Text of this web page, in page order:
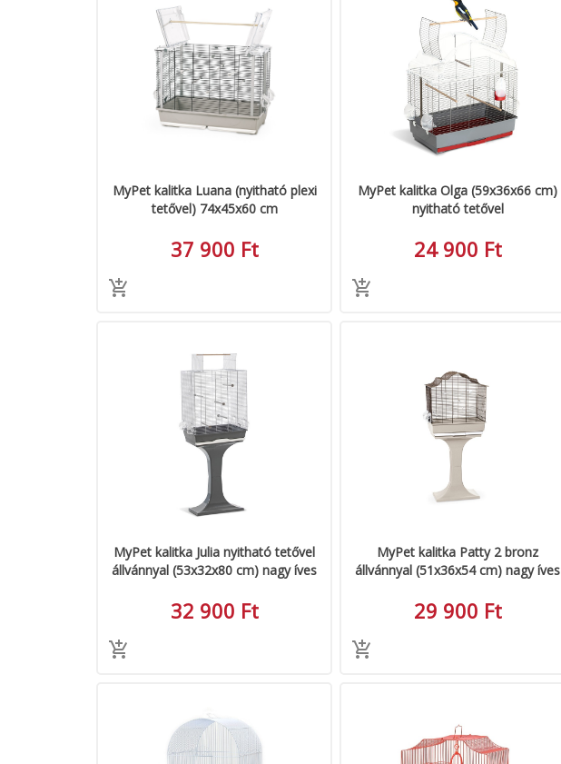
MyPet kalitka Luana (nyitható plexi
tetővel) 74x45x60 cm
37 900 Ft
MyPet kalitka Olga (59x36x66 cm)
nyitható tetővel
24 900 Ft
MyPet kalitka Julia nyitható tetővel
állvánnyal (53x32x80 cm) nagy íves
32 900 Ft
MyPet kalitka Patty 2 bronz
állvánnyal (51x36x54 cm) nagy íves
29 900 Ft